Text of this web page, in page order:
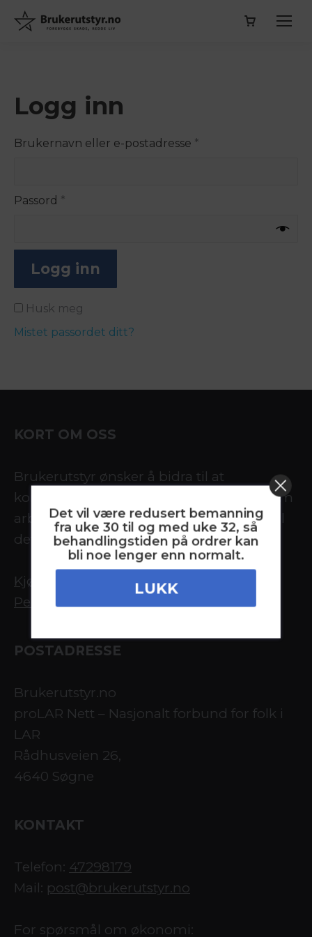
Logg inn
Brukernavn eller e-postadresse *
Passord *
Logg inn
Husk meg
Mistet passordet ditt?
KORT OM OSS
Brukerutstyr ønsker å bidra til at
kommuner, lav terskel tiltak og andre som
arbeider skadereduserende, får tilgang til
det beste av brukerutstyr.
Kjøpsbetingelser
Personvernserklæring
POSTADRESSE
Brukerutstyr.no
proLAR Nett – Nasjonalt forbund for folk i
LAR
Rådhusveien 26,
4640 Søgne
KONTAKT
Telefon: 47298179
Mail: post@brukerutstyr.no
For spørsmål om økonomi:
Det vil være redusert bemanning
fra uke 30 til og med uke 32, så
behandlingstiden på ordrer kan
bli noe lenger enn normalt.
LUKK